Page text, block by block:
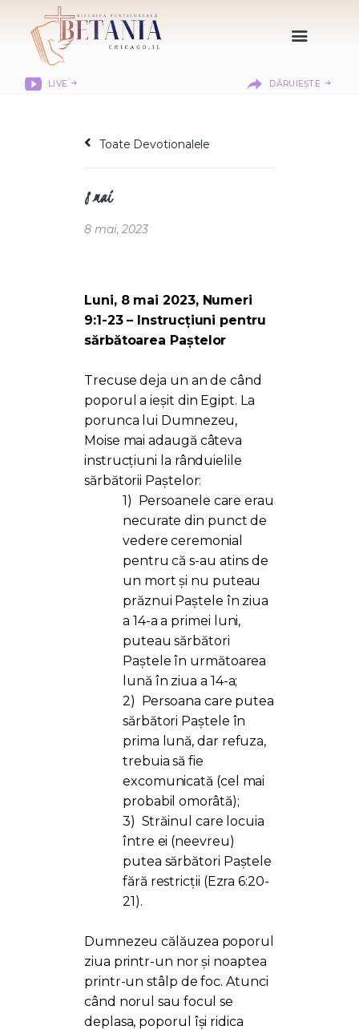
LIVE DĂRUIEȘTE
DESPRE NOI
CITIREA BIBLIEI
MISIUNEA BETANIA
LOGIN MEMBER
PORTAL
Toate Devotionalele
8 mai
8 mai, 2023
Luni, 8 mai 2023, Numeri
9:1-23 – Instrucțiuni pentru
sărbătoarea Paștelor
Trecuse deja un an de când
poporul a ieșit din Egipt. La
porunca lui Dumnezeu,
Moise mai adaugă câteva
instrucțiuni la rânduielile
sărbătorii Paștelor:
1) Persoanele care erau
necurate din punct de
vedere ceremonial
pentru că s-au atins de
un mort și nu puteau
prăznui Paștele în ziua
a 14-a a primei luni,
puteau sărbători
Paștele în următoarea
lună în ziua a 14-a;
2) Persoana care putea
sărbători Paștele în
prima lună, dar refuza,
trebuia să fie
excomunicată (cel mai
probabil omorâtă);
3) Străinul care locuia
între ei (neevreu)
putea sărbători Paștele
fără restricții (Ezra 6:20-
21).
Dumnezeu călăuzea poporul
ziua printr-un nor și noaptea
printr-un stâlp de foc. Atunci
când norul sau focul se
deplasa, poporul își ridica